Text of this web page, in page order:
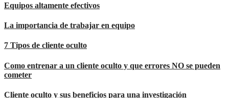
Equipos altamente efectivos
La importancia de trabajar en equipo
7 Tipos de cliente oculto
Como entrenar a un cliente oculto y que errores NO se pueden
cometer
Cliente oculto y sus beneficios para una investigación